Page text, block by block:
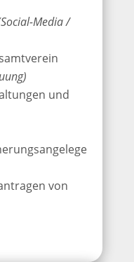
Media /
und
von